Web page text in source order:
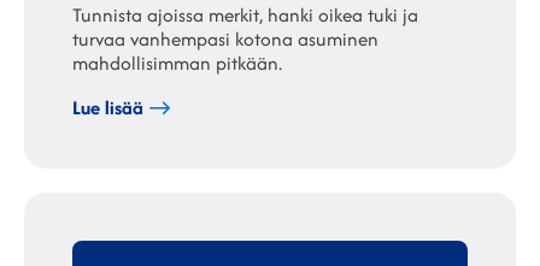
Tunnista ajoissa merkit, hanki oikea tuki ja
turvaa vanhempasi kotona asuminen
mahdollisimman pitkään.
Lue lisää